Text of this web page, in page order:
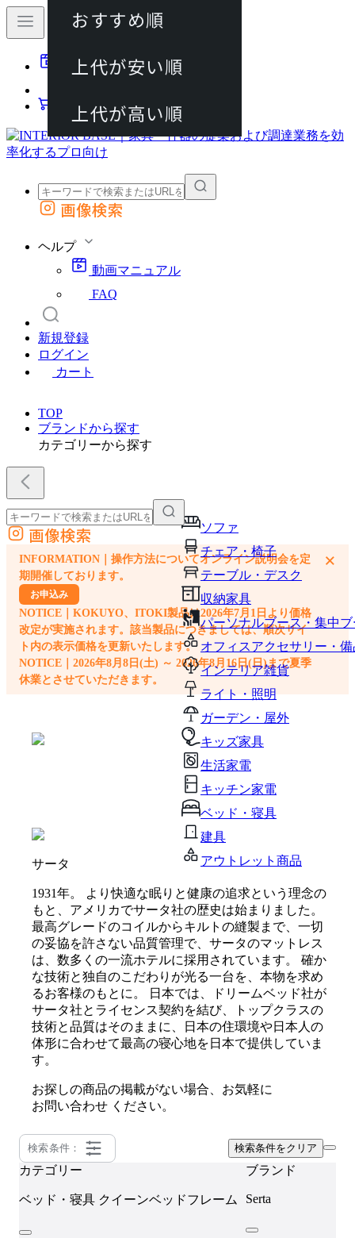
動画マニュアル
カート
外部サイトの商品をカートに追加
画像検索
ヘルプ
動画マニュアル
FAQ
新規登録
ログイン
カート
TOP
ブランドから探す
カテゴリーから探す
ソファ
チェア・椅子
テーブル・デスク
収納家具
パーソナルブース・集中
オフィスアクセサリー・備
インテリア雑貨
ライト・照明
ガーデン・屋外
キッズ家具
生活家電
キッチン家電
ベッド・寝具
建具
アウトレット商品
外部サイトの商品をカートに追加
他のサイトで見つけた商品ページのURLを貼り付けて、カートに追加できます
画像検索
INFORMATION｜操作方法についてオンライン説明会を定
期開催しております。
お申込み
NOTICE｜KOKUYO、ITOKI製品は2026年7月1日より価格
改定が実施されます。該当製品につきましては、順次サイ
ト内の表示価格を更新いたします。
NOTICE｜2026年8月8日(土) ～ 2026年8月16日(日)まで夏季
休業とさせていただきます。
×
サータ
1931年。 より快適な眠りと健康の追求という理念の
もと、アメリカでサータ社の歴史は始まりました。
最高グレードのコイルからキルトの縫製まで、一切
の妥協を許さない品質管理で、サータのマットレス
は、数多くの一流ホテルに採用されています。 確か
な技術と独自のこだわりが光る一台を、本物を求め
るお客様のもとに。 日本では、ドリームベッド社が
サータ社とライセンス契約を結び、トップクラスの
技術と品質はそのままに、日本の住環境や日本人の
体形に合わせて最高の寝心地を日本で提供していま
す。
お探しの商品の掲載がない場合、お気軽に
お問い合わせ ください。
検索条件： 検索条件をクリア
カテゴリー
ベッド・寝具 クイーンベッドフレーム
ブランド
Serta
おすすめ順
上代が安い順
上代が高い順